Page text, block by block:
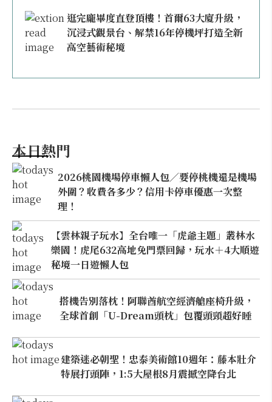
逛完龐畢度直登頂樓！首爾63大廈升級，
沉浸式觀景台、解禁16年停機坪打造全新
高空藝術秘境
本日熱門
2026桃園機場停車懶人包／要停桃機還是機場
外圍？收費各多少？信用卡停車優惠一次整
理！
【雲林親子玩水】全台唯一「虎爺主題」叢林水
樂園！虎尾632高地免門票回歸，玩水＋4大順遊
秘境一日遊懶人包
搭機告別落枕！阿聯酋航空經濟艙座椅升級，
全球首創「U-Dream頭枕」包覆頭頸超好睡
建築迷必朝聖！忠泰美術館10週年：藤本壯介
特展打頭陣，1:5大屋根8月震撼空降台北